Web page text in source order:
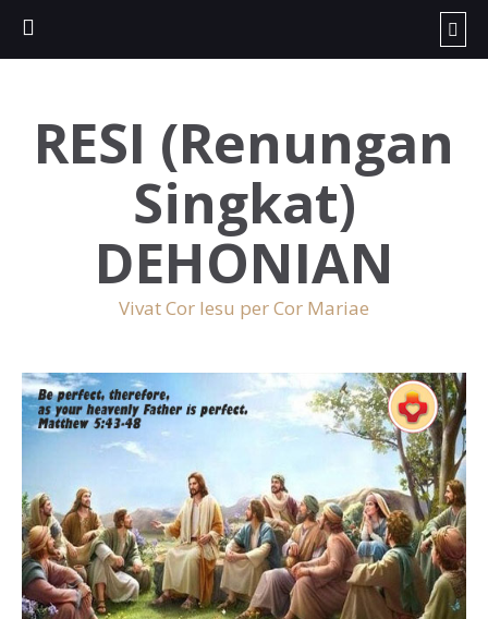
RESI (Renungan
Singkat)
DEHONIAN
Vivat Cor Iesu per Cor Mariae